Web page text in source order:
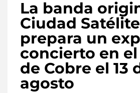
La banda
Ciudad Satélite
prepara un
concierto en
de Cobre el 13
agosto